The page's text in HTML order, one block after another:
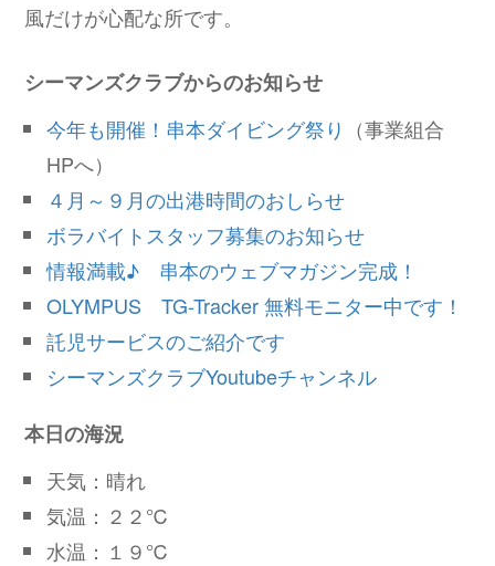
風だけが心配な所です。
シーマンズクラブからのお知らせ
今年も開催！串本ダイビング祭り （事業組合
HPへ）
４月～９月の出港時間のおしらせ
ボラバイトスタッフ募集のお知らせ
情報満載♪ 串本のウェブマガジン完成！
OLYMPUS TG-Tracker 無料モニター中です！
託児サービスのご紹介です
シーマンズクラブYoutubeチャンネル
本日の海況
天気：晴れ
気温：２２℃
水温：１９℃